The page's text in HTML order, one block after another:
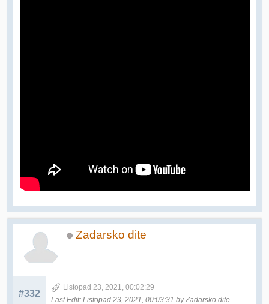
Zadarsko dite
#332
Listopad 23, 2021, 00:02:29
Last Edit: Listopad 23, 2021, 00:03:31 by Zadarsko dite